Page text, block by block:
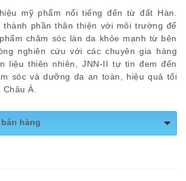
mỹ phẩm nổi tiếng đến từ đất Hàn.
thành phần thân thiện với môi trường để
chăm sóc làn da khỏe mạnh từ bên
nghiên cứu với các chuyên gia hàng
liệu thiên nhiên, JNN-II tự tin đem đến
sóc và dưỡng da an toàn, hiệu quả tối
Á.
hàng